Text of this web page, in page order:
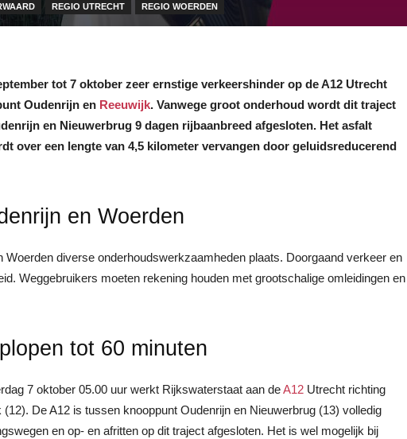
REGIO UTRECHT REGIO WOERDEN
tot 7 oktober zeer ernstige verkeershinder op de A12 Utrecht
Oudenrijn en Reeuwijk. Vanwege groot onderhoud wordt dit traject
en Nieuwerbrug 9 dagen rijbaanbreed afgesloten. Het asfalt
over een lengte van 4,5 kilometer vervangen door geluidsreducerend
en Woerden
diverse onderhoudswerkzaamheden plaats. Doorgaand verkeer en
Weggebruikers moeten rekening houden met grootschalige omleidingen en
tot 60 minuten
7 oktober 05.00 uur werkt Rijkswaterstaat aan deA12 Utrecht richting
De A12 is tussen knooppunt Oudenrijn en Nieuwerbrug (13) volledig
en op- en afritten op dit traject afgesloten. Het is wel mogelijk bij